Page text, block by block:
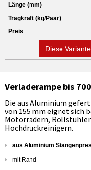
Diese
Verladerampe bis
Die aus Aluminium
von 155 mm eignet sich
Motorrädern,
Hochdruckreinigern.
aus Aluminium
mit Rand